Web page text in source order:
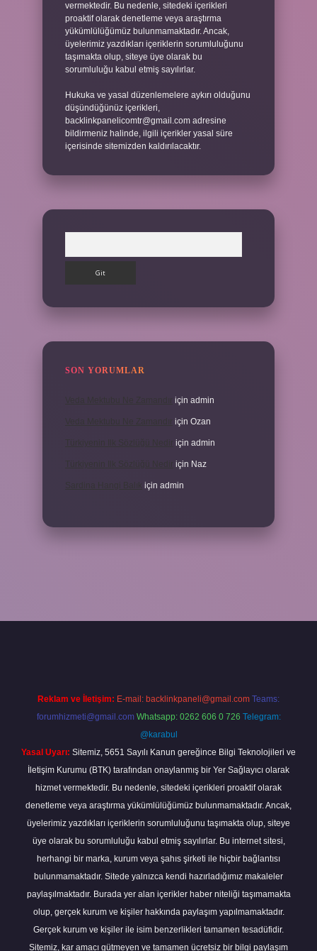
vermektedir. Bu nedenle, sitedeki içerikleri
proaktif olarak denetleme veya araştırma
yükümlülüğümüz bulunmamaktadır. Ancak,
üyelerimiz yazdıkları içeriklerin sorumluluğunu
taşımakta olup, siteye üye olarak bu
sorumluluğu kabul etmiş sayılırlar.
Hukuka ve yasal düzenlemelere aykırı olduğunu
düşündüğünüz içerikleri,
backlinkpanelicomtr@gmail.com adresine
bildirmeniz halinde, ilgili içerikler yasal süre
içerisinde sitemizden kaldırılacaktır.
SON YORUMLAR
için admin
için Ozan
için admin
için Naz
için admin
Reklam ve İletişim: E-mail: backlinkpaneli@gmail.com Teams:
forumhizmeti@gmail.com Whatsapp: 0262 606 0 726 Telegram:
@karabul
Yasal Uyarı: Sitemiz, 5651 Sayılı Kanun gereğince Bilgi Teknolojileri ve
İletişim Kurumu (BTK) tarafından onaylanmış bir Yer Sağlayıcı olarak
hizmet vermektedir. Bu nedenle, sitedeki içerikleri proaktif olarak
denetleme veya araştırma yükümlülüğümüz bulunmamaktadır. Ancak,
üyelerimiz yazdıkları içeriklerin sorumluluğunu taşımakta olup, siteye
üye olarak bu sorumluluğu kabul etmiş sayılırlar. Bu internet sitesi,
herhangi bir marka, kurum veya şahıs şirketi ile hiçbir bağlantısı
bulunmamaktadır. Sitede yalnızca kendi hazırladığımız makaleler
paylaşılmaktadır. Burada yer alan içerikler haber niteliği taşımamakta
olup, gerçek kurum ve kişiler hakkında paylaşım yapılmamaktadır.
Gerçek kurum ve kişiler ile isim benzerlikleri tamamen tesadüfidir.
Sitemiz, kar amacı gütmeyen ve tamamen ücretsiz bir bilgi paylaşım